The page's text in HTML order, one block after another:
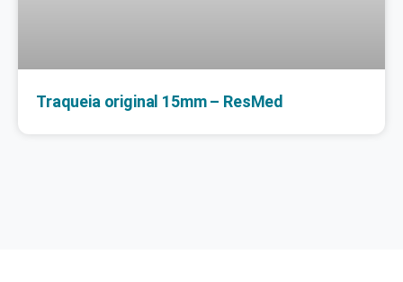
Traqueia original 15mm – ResMed